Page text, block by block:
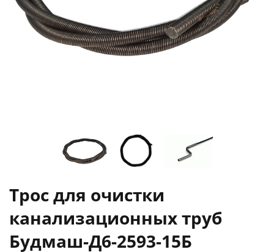
Трос для очистки
канализационных труб
Будмаш-Д6-2593-15Б